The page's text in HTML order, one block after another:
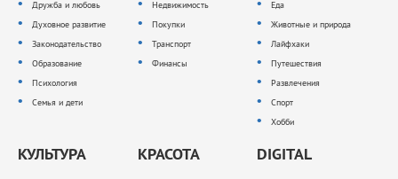
Дружба и любовь
Духовное развитие
Законодательство
Образование
Психология
Семья и дети
Недвижимость
Покупки
Транспорт
Финансы
Еда
Животные и природа
Лайфхаки
Путешествия
Развлечения
Спорт
Хобби
КУЛЬТУРА КРАСОТА DIGITAL